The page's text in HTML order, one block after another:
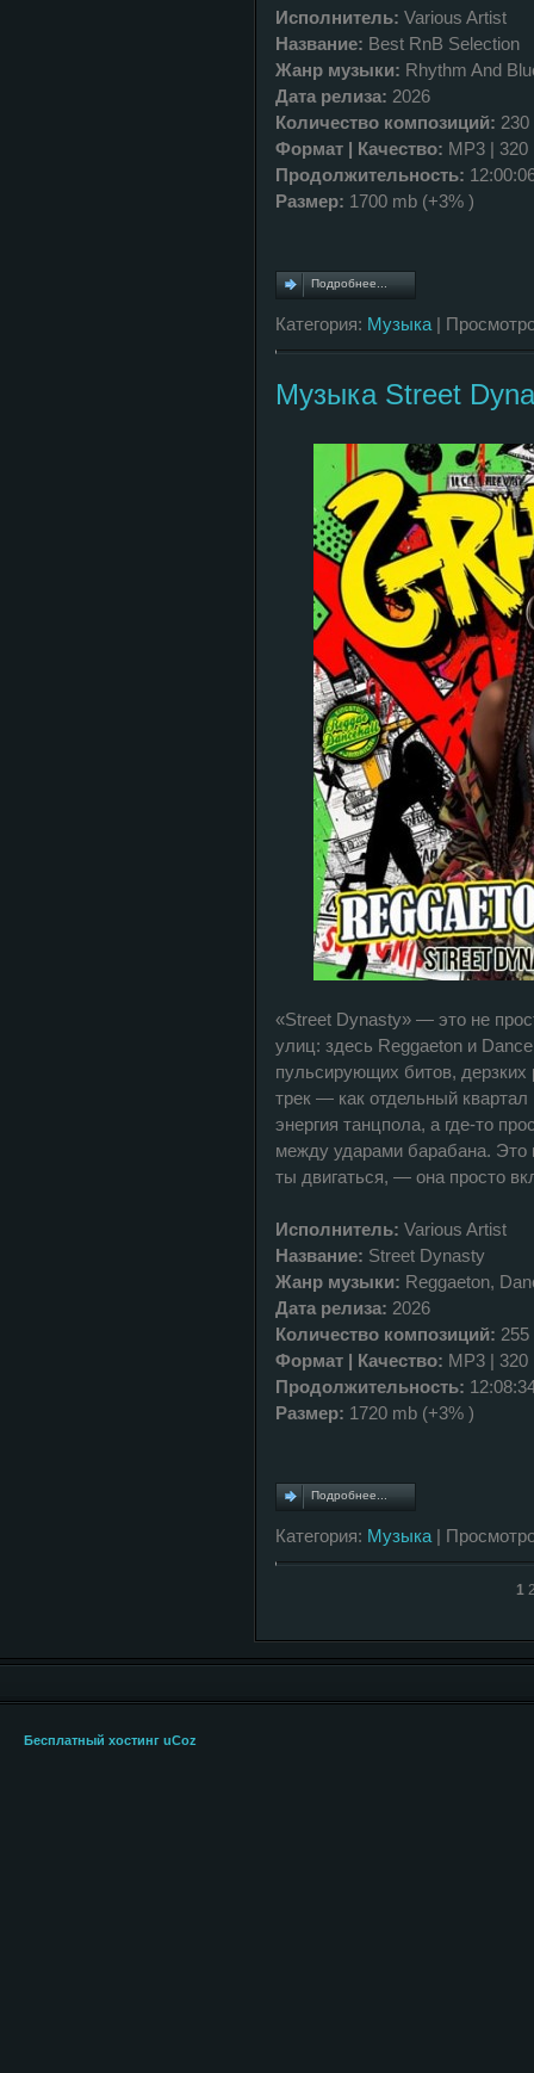
Исполнитель: Various Artist
Название: Best RnB Selection
Жанр музыки: Rhythm And
Дата релиза: 2026
Количество композиций: 230
Формат | Качество: MP3 | 320
Продолжительность:
Размер: 1700 mb (+3% )
Подробнее...
Категория: Музыка |
Музыка Street
«Street Dynasty» — это не
улиц: здесь Reggaeton и
пульсирующих битов,
трек — как отдельный квартал
энергия танцпола, а где‑то
между ударами барабана. Это
ты двигаться, — она просто
Исполнитель: Various Artist
Название: Street Dynasty
Жанр музыки: Reggaeton,
Дата релиза: 2026
Количество композиций: 255
Формат | Качество: MP3 | 320
Продолжительность:
Размер: 1720 mb (+3% )
Подробнее...
Категория: Музыка |
1
Бесплатный хостинг uCoz